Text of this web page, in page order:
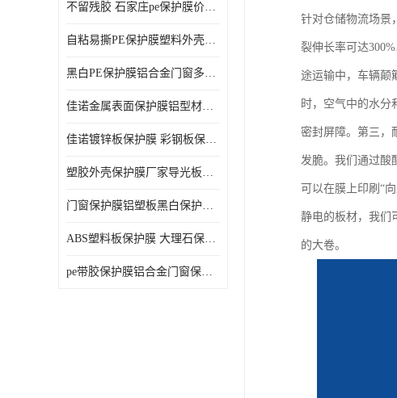
不留残胶 石家庄pe保护膜价格 塑料薄膜
自粘易撕PE保护膜塑料外壳导光板亚克力板膜操作方便
黑白PE保护膜铝合金门窗多种颜色支持定制生产
佳诺金属表面保护膜铝型材保护膜不留残胶铝合金窗框保护胶带
佳诺镀锌板保护膜 彩钢板保护pe保护膜
塑胶外壳保护膜厂家导光板保护膜 铝单板保护膜胶带易撕不留胶
门窗保护膜铝塑板黑白保护膜外墙保温板保护膜
ABS塑料板保护膜 大理石保护膜 缠鱼竿保护膜
pe带胶保护膜铝合金门窗保护不锈钢板保护膜大理石建筑材料保护
针对仓储物流场景
裂伸长率可达
途运输中，车辆颠
时，空气中的水分
密封屏障。第三
发脆。我们通过酸
可以在膜上印刷“
静电的板材，我们
的大卷。